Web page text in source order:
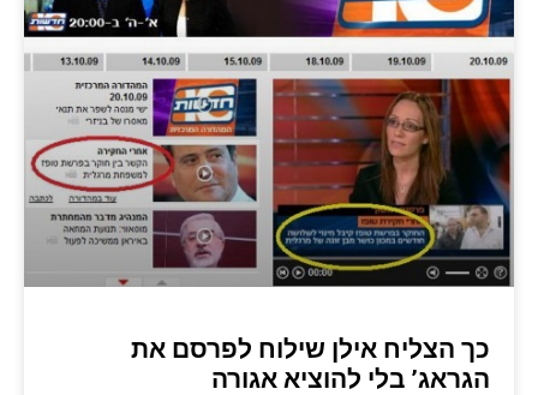
כך הצליח אילן שילוח לפרסם את
הגראג’ בלי להוציא אגורה